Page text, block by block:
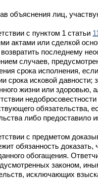
объяснения лиц,
с пунктом 1 статьи
актами или сделкой
последнему
случаев,
срока исполнения,
срока исковой
жизни или
обязательства,
либо предоставило
с предметом
обязанность
обогащения.
законом,
исключающих